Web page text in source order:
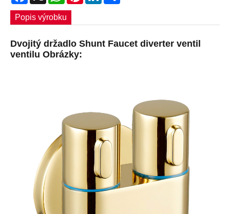
Popis výrobku
Dvojitý držadlo Shunt Faucet diverter ventil
ventilu Obrázky: